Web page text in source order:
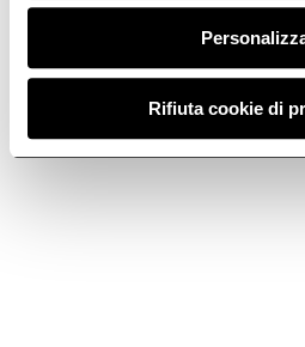
Rifiuta cookie di